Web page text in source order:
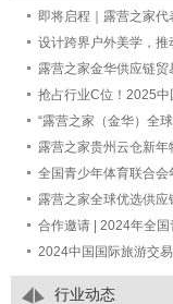
即将启程｜露营之家代
请出席 Jeonnam
Fair 2
设计跨界户外美学，推
向“中国智造”的未来产
露营之家金华供应链贸
备特卖场，一站式满足
采购需求！
抢占行业C位！2025中
会-户外美好生活装备
——尊享七大权益，共
“露营之家（金华）全
易中心户外运动露营装
招商公告
露营之家贵州云仓新年
供应链手工编藤与汽车
备成热宠
全国青少年体育联合会
少年体育交流大会 期
地发展研策会的通知
露营之家全球优选供应
表团受邀如期赴约第七
览会
合作邀请 | 2024年全
合会年会暨全国青少年
2024中国国际旅游交
24日在国家会展中心
行业动态